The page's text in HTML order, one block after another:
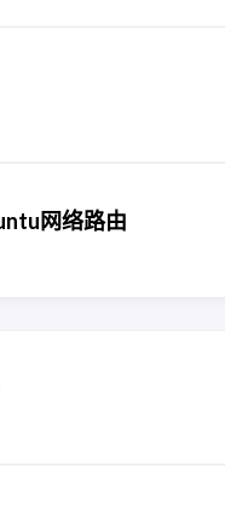
网络路由